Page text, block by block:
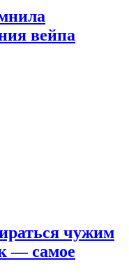
вейпа
чужим
— самое